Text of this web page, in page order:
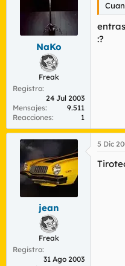
NaKo
Freak
Registro
24 Jul 2003
Mensajes
9.511
Reacciones
1
:?
jean
Freak
Registro
31 Ago 2003
5 Dic